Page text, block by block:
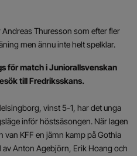
Thuresson som efter fler
men ännu inte helt spelklar.
för match i Juniorallsvenskan
till Fredriksskans.
vinst 5-1, har det unga
inför höstsäsongen. När lagen
KFF en jämn kamp på Gothia
av Anton Agebjörn, Erik Hoang och